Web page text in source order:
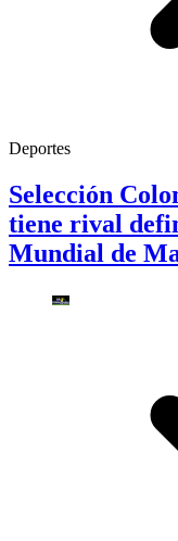
Deportes
Selección
tiene rival
Mundial de